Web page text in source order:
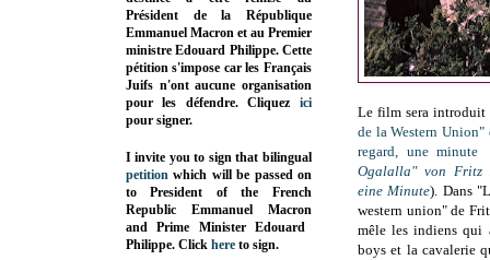
Le film sera introduit
de la Western
regard, une minute
Ogalalla" von
eine Minute). Dans
western union" de
mêle les indiens qui
boys et la cavalerie
Président de la République
Emmanuel Macron et au Premier
ministre Edouard Philippe. Cette
pétition s'impose car les Français
Juifs n'ont aucune organisation
pour les défendre. Cliquez
ici
pour signer.
I invite you to sign that bilingual
petition which will be passed on
to President of the French
Republic Emmanuel Macron
and Prime MinisterEdouard
Philippe. Click here to sign.